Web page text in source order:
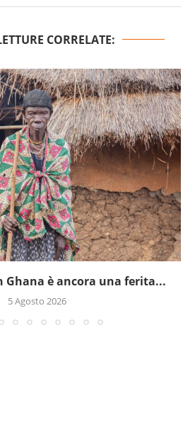
CORRELATE:
Ghana è ancora una ferita...
5 Agosto 2026